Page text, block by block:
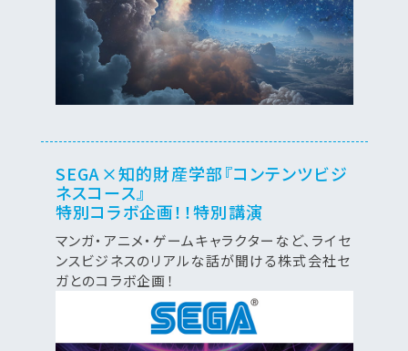
SEGA×知的財産学部『コンテンツビジ
ネスコース』
特別コラボ企画！！特別講演
マンガ・アニメ・ゲームキャラクターなど、ライセ
ンスビジネスのリアルな話が聞ける株式会社セ
ガとのコラボ企画！